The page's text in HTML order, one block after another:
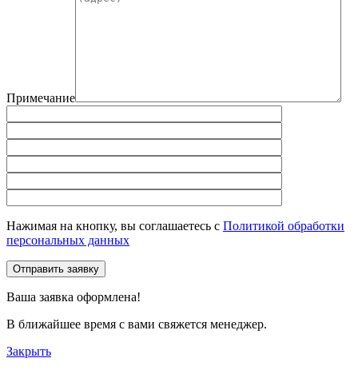
Примечание
Нажимая на кнопку, вы соглашаетесь с Политикой обработки
персональных данных
Отправить заявку
Ваша заявка оформлена!
В ближайшее время с вами свяжется менеджер.
Закрыть